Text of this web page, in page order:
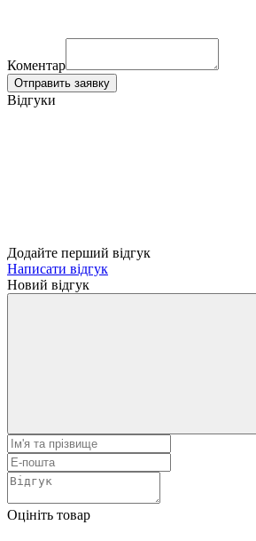
Коментар
Отправить заявку
Відгуки
Додайте перший відгук
Написати відгук
Новий відгук
Оцініть товар